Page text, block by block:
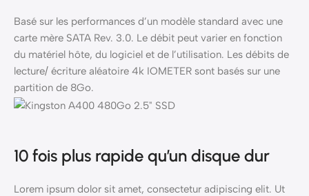
Basé sur les performances d’un modèle standard avec une
carte mère SATA Rev. 3.0. Le débit peut varier en fonction
du matériel hôte, du logiciel et de l’utilisation. Les débits de
lecture/ écriture aléatoire 4k IOMETER sont basés sur une
partition de 8Go.
10 fois plus rapide qu’un disque dur
Lorem ipsum dolor sit amet, consectetur adipiscing elit. Ut